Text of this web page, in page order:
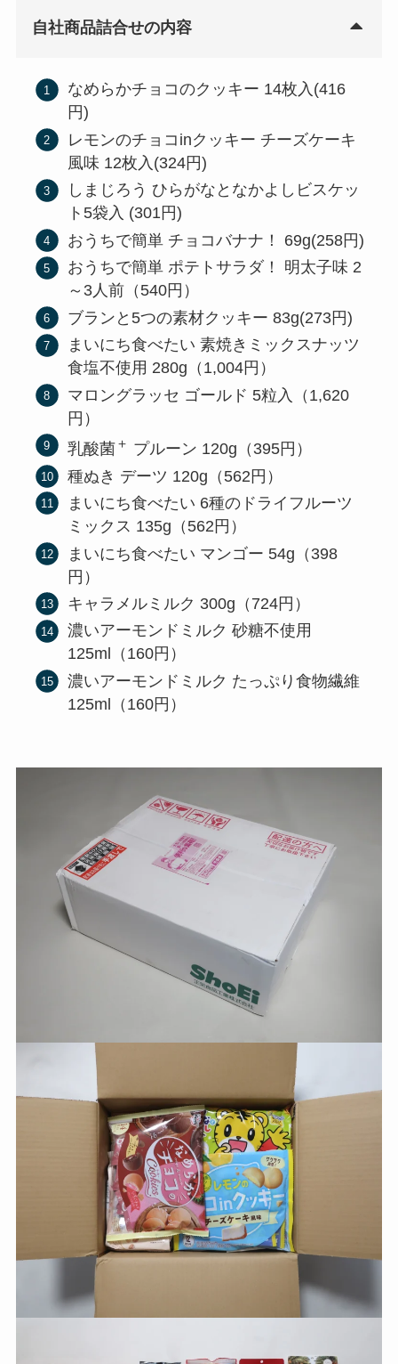
自社商品詰合せの内容
なめらかチョコのクッキー 14枚入(416
円)
レモンのチョコinクッキー チーズケーキ
風味 12枚入(324円)
しまじろう ひらがなとなかよしビスケッ
ト5袋入 (301円)
おうちで簡単 チョコバナナ！ 69g(258円)
おうちで簡単 ポテトサラダ！ 明太子味 2
～3人前（540円）
ブランと5つの素材クッキー 83g(273円)
まいにち食べたい 素焼きミックスナッツ
食塩不使用 280g（1,004円）
マロングラッセ ゴールド 5粒入（1,620
円）
乳酸菌＋ プルーン 120g（395円）
種ぬき デーツ 120g（562円）
まいにち食べたい 6種のドライフルーツ
ミックス 135g（562円）
まいにち食べたい マンゴー 54g（398
円）
キャラメルミルク 300g（724円）
濃いアーモンドミルク 砂糖不使用
125ml（160円）
濃いアーモンドミルク たっぷり食物繊維
125ml（160円）